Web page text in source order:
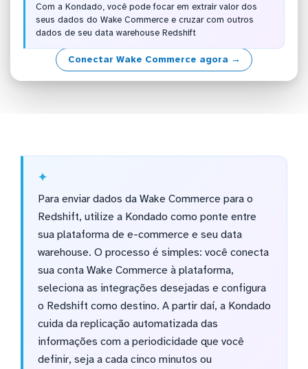
Com a Kondado, você pode focar em extrair valor dos
seus dados do Wake Commerce e cruzar com outros
dados de seu data warehouse Redshift
Conectar Wake Commerce agora →
Para enviar dados da Wake Commerce para o
Redshift, utilize a Kondado como ponte entre
sua plataforma de e-commerce e seu data
warehouse. O processo é simples: você conecta
sua conta Wake Commerce à plataforma,
seleciona as integrações desejadas e configura
o Redshift como destino. A partir daí, a Kondado
cuida da replicação automatizada das
informações com a periodicidade que você
definir, seja a cada cinco minutos ou